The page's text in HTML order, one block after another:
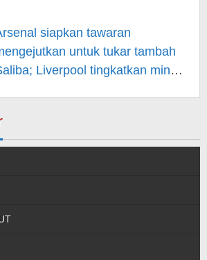
siapkan tawaran
untuk tukar tambah
Liverpool tingkatkan minat